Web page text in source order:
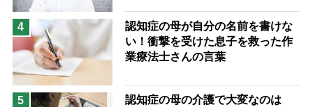
ながら自分らしくいられる」
4
認知症の母が自分の名前を書けな
い！衝撃を受けた息子を救った作
業療法士さんの言葉
5
認知症の母の介護で大変なのは